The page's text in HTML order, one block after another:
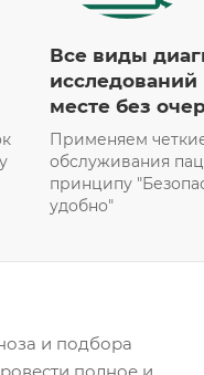
Все виды
месте без
Применяем
обслуживания
принципу
удобно"
и подбора